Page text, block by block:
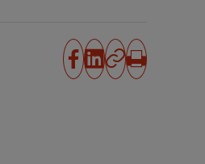
partager
partager
Copier
Imprimer